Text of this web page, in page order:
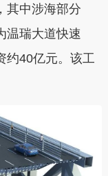
其中涉海部分
温瑞大道快速
约40亿元。该工